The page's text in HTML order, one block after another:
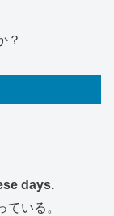
？
days.
いる。